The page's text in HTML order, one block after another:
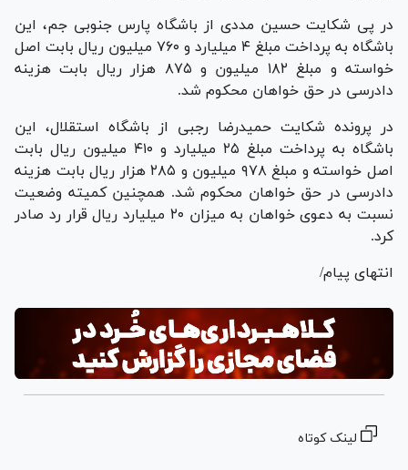
در پی شکایت حسین مددی از باشگاه پارس جنوبی جم، این
باشگاه به پرداخت مبلغ ۴ میلیارد و ۷۶۰ میلیون ریال بابت اصل
خواسته و مبلغ ۱۸۲ میلیون و ۸۷۵ هزار ریال بابت هزینه
دادرسی در حق خواهان محکوم شد.
در پرونده شکایت حمیدرضا رجبی از باشگاه استقلال، این
باشگاه به پرداخت مبلغ ۲۵ میلیارد و ۴۱۰ میلیون ریال بابت
اصل خواسته و مبلغ ۹۷۸ میلیون و ۲۸۵ هزار ریال بابت هزینه
دادرسی در حق خواهان محکوم شد. همچنین کمیته وضعیت
نسبت به دعوی خواهان به میزان ۲۰ میلیارد ریال قرار رد صادر
کرد.
انتهای پیام/
لینک کوتاه